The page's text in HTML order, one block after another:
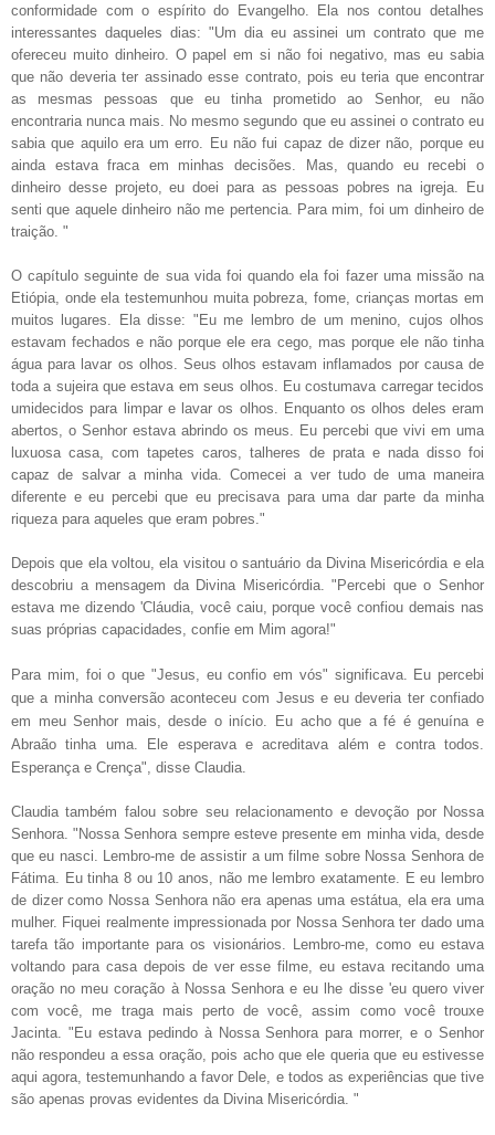
conformidade com o espírito do Evangelho.
Ela nos contou detalhes
interessantes daqueles dias: "Um dia eu assinei um contrato que me
ofereceu muito dinheiro. O papel em si não foi negativo, mas eu sabia
que não deveriater assinado esse contrato, pois eu teria que encontrar
as mesmas pessoas que eu tinha prometido ao Senhor, eu não
encontraria nunca mais. No mesmosegundo que eu assinei o contrato eu
sabia que aquilo era um erro.
Eu não fui capaz de dizer não, porque eu
ainda estava fraca em minhas decisões.
Mas, quando eu recebi o
dinheiro desse projeto, eu doei para as pessoas pobres na igreja.
Eu
senti que aquele dinheiro não me pertencia. Para mim, foi um dinheiro de
traição. "
O capítulo seguinte de sua vida foi quando ela foi fazer uma missão na
Etiópia, onde ela testemunhou muita pobreza, fome, crianças mortas em
muitos lugares.
Ela disse: "Eu me lembro de um menino, cujos olhos
estavam fechados e não porque ele era cego, mas porque ele não tinha
água para lavar os olhos. Seus olhos estavam inflamados por causa de
toda a sujeira que estava em seus olhos.
Eu costumava carregartecidos
umidecidos para limpar e lavar os olhos. Enquanto os olhos deles eram
abertos, o Senhor estava abrindo os meus. Eu percebi que vivi em uma
luxuosa casa, com tapetes caros, talheres de prata e nada disso foi
capaz de salvar a minha vida. Comecei a ver tudode uma maneira
diferente e eu percebi que eu precisava para uma dar parte da minha
riqueza para aqueles que eram pobres."
Depois que ela voltou, ela visitou o santuário da Divina Misericórdia e ela
descobriu a mensagem da Divina Misericórdia."Percebi que o Senhor
estava me dizendo 'Cláudia, você caiu, porque você confiou demais nas
suas próprias capacidades, confie em Mim agora!"
Para mim, foi o que "Jesus, eu confio em vós" significava. Eu percebi
que a minha conversão aconteceu com Jesus e eu deveria ter confiado
em meu Senhor mais, desde o início. Eu acho que a fé é genuína e
Abraão tinha uma. Ele esperava e acreditava além e contra todos.
Esperança e Crença" , disse Claudia.
Claudia também falou sobre seu relacionamento e devoção por Nossa
Senhora."Nossa Senhora sempre esteve presente em minha vida, desde
que eu nasci.
Lembro-me de assistir a um filme sobre Nossa Senhora de
Fátima.
Eu tinha 8 ou 10 anos, não me lembro exatamente. E eu lembro
de dizer como Nossa Senhora não era apenas uma estátua, ela era uma
mulher. Fiquei realmente impressionada por Nossa Senhora ter dado uma
tarefa tão importante para os visionários.
Lembro-me, como eu estava
voltando para casa depois de ver esse filme, eu estava recitando uma
oração no meu coração à Nossa Senhora e eu lhe disse 'eu quero viver
com você , me traga mais perto de você, assim como você trouxe
Jacinta. "Eu estava pedindoà Nossa Senhora para morrer, e o Senhor
não respondeu a essa oração, pois acho que ele queria que eu estivesse
aqui agora, testemunhando a favor Dele, e todos as experiências que tive
são apenas provas evidentes da Divina Misericórdia. "